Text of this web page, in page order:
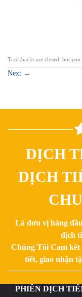
Trackbacks are closed, but you
Next →
DỊCH
DỊCH
Là đơn vị hàng
dịch
Chúng Tôi Cam
tiết, giao nhận
PHIÊN DỊCH